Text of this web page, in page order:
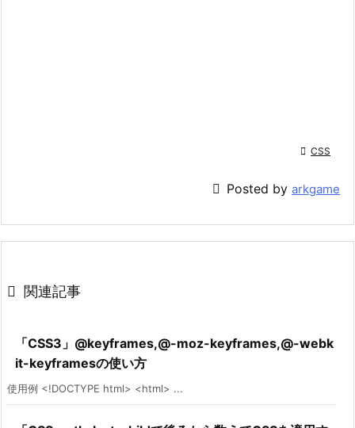
 CSS
 Posted by arkgame
 関連記事
「CSS3」@keyframes,@-moz-keyframes,@-webk
it-keyframesの使い方
使用例 <!DOCTYPE html> <html> ...